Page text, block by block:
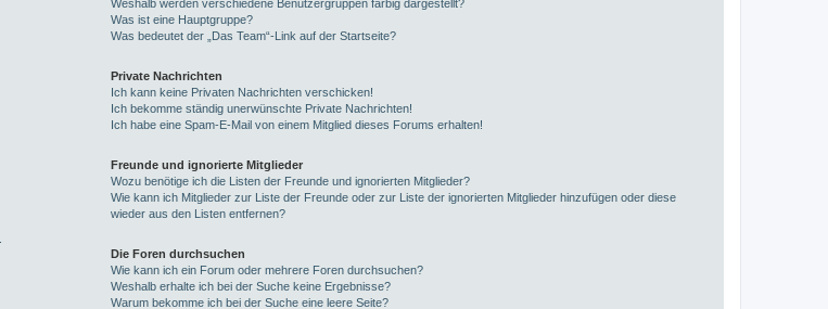
Weshalb werden verschiedene Benutzergruppen farbig dargestellt?
Was ist eine Hauptgruppe?
Was bedeutet der „Das Team“-Link auf der Startseite?
Private Nachrichten
Ich kann keine Privaten Nachrichten verschicken!
Ich bekomme ständig unerwünschte Private Nachrichten!
Ich habe eine Spam-E-Mail von einem Mitglied dieses Forums erhalten!
Freunde und ignorierte Mitglieder
Wozu benötige ich die Listen der Freunde und ignorierten Mitglieder?
Wie kann ich Mitglieder zur Liste der Freunde oder zur Liste der ignorierten Mitglieder hinzufügen oder diese
wieder aus den Listen entfernen?
Die Foren durchsuchen
Wie kann ich ein Forum oder mehrere Foren durchsuchen?
Weshalb erhalte ich bei der Suche keine Ergebnisse?
Warum bekomme ich bei der Suche eine leere Seite?